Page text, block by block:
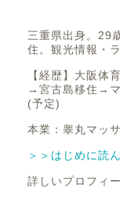
三重県出身。29
住。観光情報・
【経歴】大阪
→宮古島移住→マ
(予定)
本業：睾丸マッ
＞＞はじめに読
詳しいプロフィ